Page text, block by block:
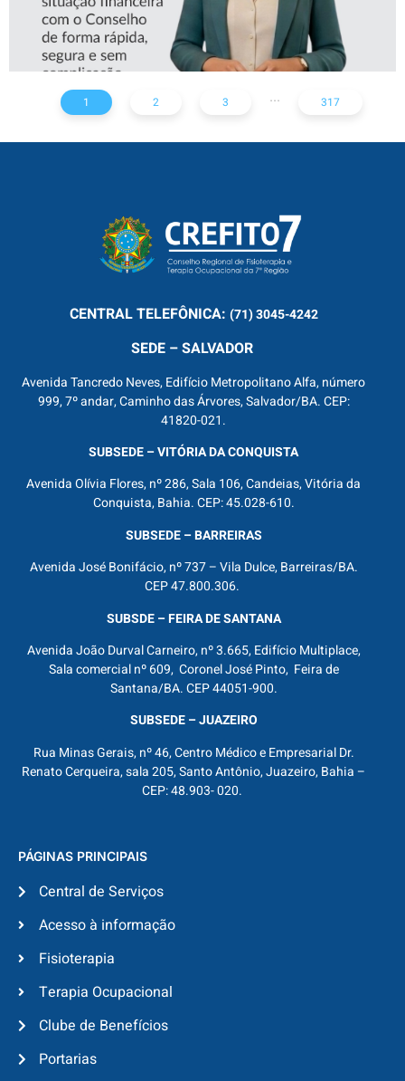
1 2 3 ... 317
CENTRALTELEFÔNICA: (71) 3045-4242
SEDE – SALVADOR
Avenida Tancredo Neves, Edifício Metropolitano Alfa, número
999, 7º andar, Caminho das Árvores, Salvador/BA. CEP:
41820-021.
SUBSEDE – VITÓRIA DA CONQUISTA
Avenida Olívia Flores, nº 286, Sala 106, Candeias, Vitória da
Conquista, Bahia. CEP: 45.028-610.
SUBSEDE – BARREIRAS
Avenida José Bonifácio, nº 737 – Vila Dulce, Barreiras/BA.
CEP 47.800.306.
SUBSDE – FEIRA DE SANTANA
Avenida João Durval Carneiro, nº 3.665, Edifício Multiplace,
Sala comercial nº 609, Coronel José Pinto, Feira de
Santana/BA. CEP 44051-900.
SUBSEDE – JUAZEIRO
Rua Minas Gerais, nº 46, Centro Médico e Empresarial Dr.
Renato Cerqueira, sala 205, Santo Antônio, Juazeiro, Bahia –
CEP: 48.903- 020.
PÁGINAS PRINCIPAIS
Central de Serviços
Acesso à informação
Fisioterapia
Terapia Ocupacional
Clube de Benefícios
Portarias